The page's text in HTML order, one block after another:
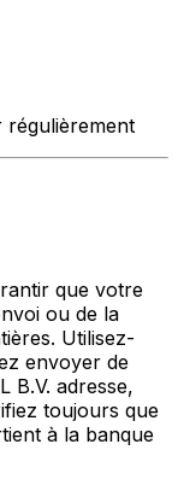
régulièrement
que votre
ou de la
Utilisez-
envoyer de
B.V. adresse,
toujours que
à la banque